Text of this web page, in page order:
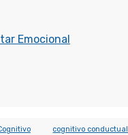
Emocional
cognitivo conductual